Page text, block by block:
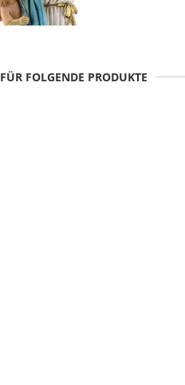
FOLGENDE PRODUKTE